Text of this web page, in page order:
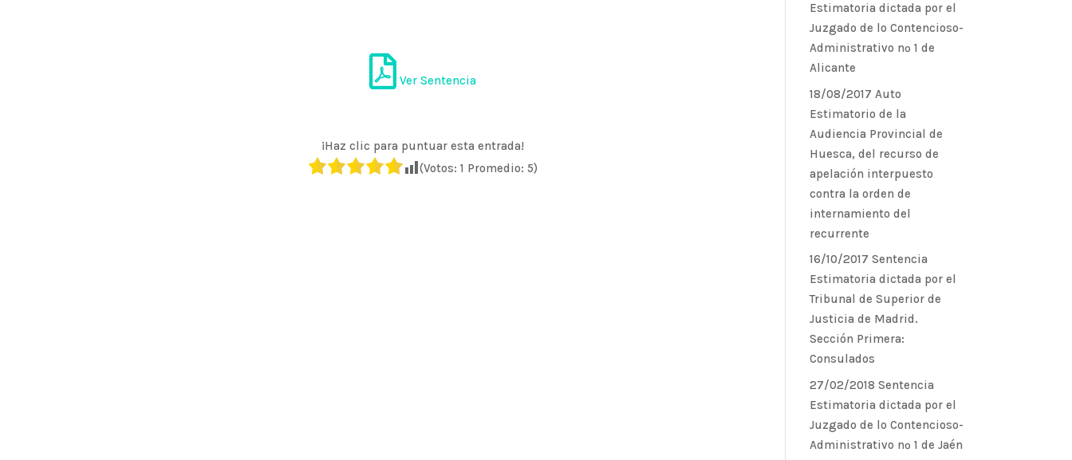
Ver Sentencia
¡Haz clic para puntuar esta entrada!
(Votos:1 Promedio:5)
Estimatoria dictada por el
Juzgado de lo Contencioso-
Administrativo nº 1 de
Alicante
18/08/2017 Auto
Estimatorio de la
Audiencia Provincial de
Huesca, del recurso de
apelación interpuesto
contra la orden de
internamiento del
recurrente
16/10/2017 Sentencia
Estimatoria dictada por el
Tribunal de Superior de
Justicia de Madrid.
Sección Primera:
Consulados
27/02/2018 Sentencia
Estimatoria dictada por el
Juzgado de lo Contencioso-
Administrativo nº 1 de Jaén